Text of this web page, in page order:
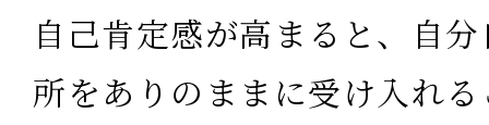
自己肯定感が高まると、自
所をありのままに受け入れ